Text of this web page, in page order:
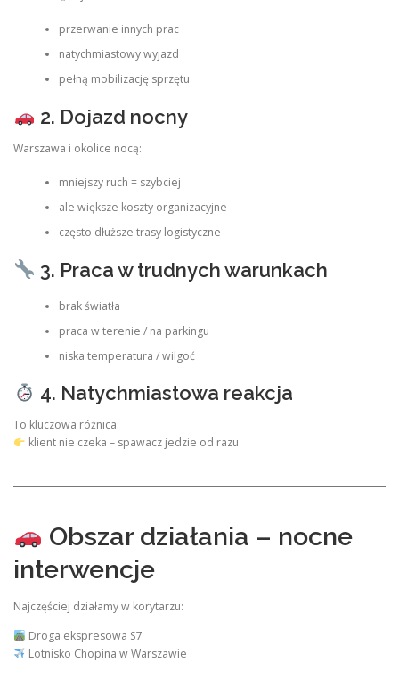
przerwanie innych prac
natychmiastowy wyjazd
pełną mobilizację sprzętu
2. Dojazd nocny
Warszawa i okolice nocą:
mniejszy ruch = szybciej
ale większe koszty organizacyjne
często dłuższe trasy logistyczne
3. Praca w trudnych warunkach
brak światła
praca w terenie / na parkingu
niska temperatura / wilgoć
4. Natychmiastowa reakcja
To kluczowa różnica:
klient nie czeka – spawacz jedzie od razu
Obszar działania – nocne
interwencje
Najczęściej działamy w korytarzu:
Droga ekspresowa S7
Lotnisko Chopina w Warszawie